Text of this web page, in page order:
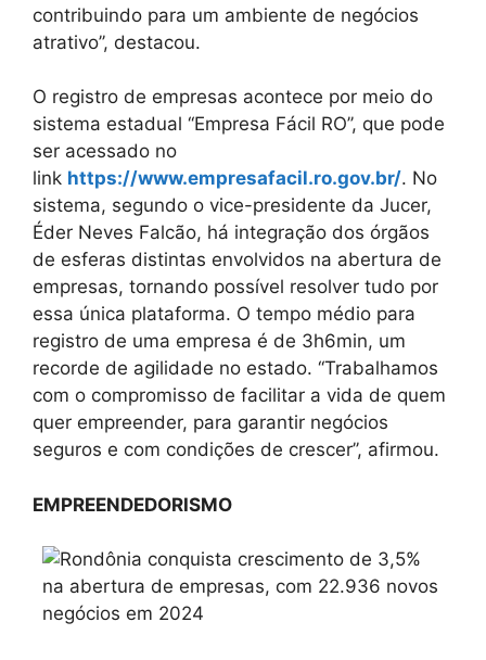
contribuindo para um ambiente de negócios
atrativo’’, destacou.
O registro de empresas acontece por meio do
sistema estadual ‘‘Empresa Fácil RO’’, que pode
ser acessado no
link https://www.empresafacil.ro.gov.br/. No
sistema, segundo o vice-presidente da Jucer,
Éder Neves Falcão, há integração dos órgãos
de esferas distintas envolvidos na abertura de
empresas, tornando possível resolver tudo por
essa única plataforma. O tempo médio para
registro de uma empresa é de 3h6min, um
recorde de agilidade no estado. ‘‘Trabalhamos
com o compromisso de facilitar a vida de quem
quer empreender, para garantir negócios
seguros e com condições de crescer’’, afirmou.
EMPREENDEDORISMO